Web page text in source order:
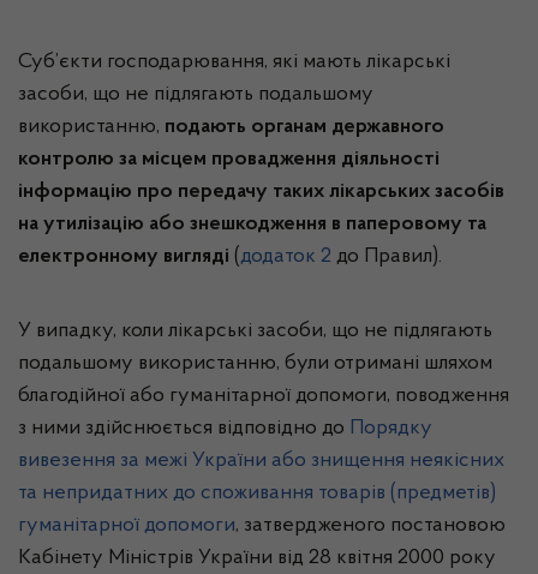
Суб’єкти господарювання, які мають лікарські
засоби, що не підлягають подальшому
використанню, подають органам державного
контролю за місцем провадження діяльності
інформацію про передачу таких лікарських засобів
на утилізацію або знешкодження в паперовому та
електронному вигляді (додаток 2 до Правил).
У випадку, коли лікарські засоби, що не підлягають
подальшому використанню, були отримані шляхом
благодійної або гуманітарної допомоги, поводження
з ними здійснюється відповідно до Порядку
вивезення за межі України або знищення неякісних
та непридатних до споживання товарів (предметів)
гуманітарної допомоги, затвердженого постановою
Кабінету Міністрів України від 28 квітня 2000 року